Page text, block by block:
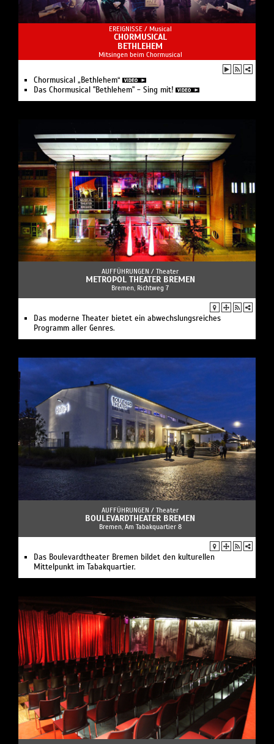
EREIGNISSE / Musical
CHORMUSICAL
BETHLEHEM
Mitsingen beim Chormusical
Chormusical „Bethlehem“
Das Chormusical "Bethlehem" - Sing mit!
AUFFÜHRUNGEN / Theater
METROPOL THEATER BREMEN
Bremen, Richtweg 7
Das moderne Theater bietet ein abwechslungsreiches
Programm aller Genres.
AUFFÜHRUNGEN / Theater
BOULEVARDTHEATER BREMEN
Bremen, Am Tabakquartier 8
Das Boulevardtheater Bremen bildet den kulturellen
Mittelpunkt im Tabakquartier.